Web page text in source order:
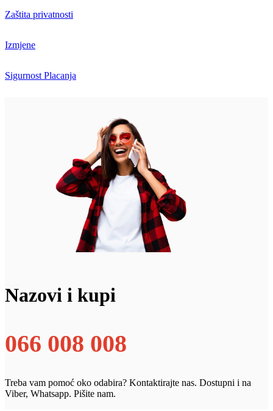
Zaštita privatnosti
Izmjene
Sigurnost Placanja
Nazovi i kupi
066 008 008
Treba vam pomoć oko odabira? Kontaktirajte nas. Dostupni i na
Viber, Whatsapp. Pišite nam.